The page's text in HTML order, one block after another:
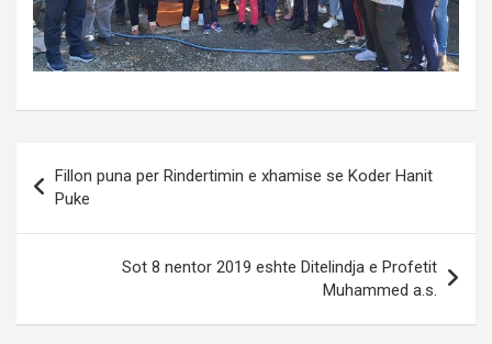
navigation
Fillon puna per Rindertimin e xhamise se Koder Hanit
Puke
Sot 8 nentor 2019 eshte Ditelindja e Profetit
Muhammed a.s.